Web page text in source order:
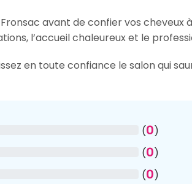
avant de confier vos cheveux
l’accueil chaleureux et le
en toute confiance le salon qui
(0)
(0)
(0)